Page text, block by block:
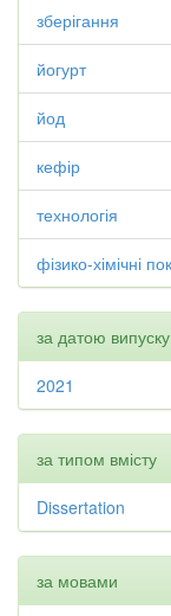
зберігання
йогурт
йод
кефір
технологія
фізико-хімічні
за датою випуску
2021
за типом вмісту
Dissertation
за мовами